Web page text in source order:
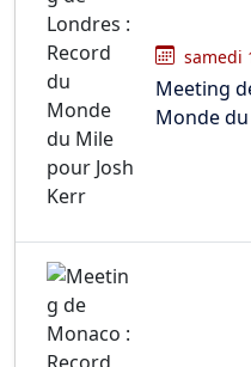
samedi
Meeting
Monde